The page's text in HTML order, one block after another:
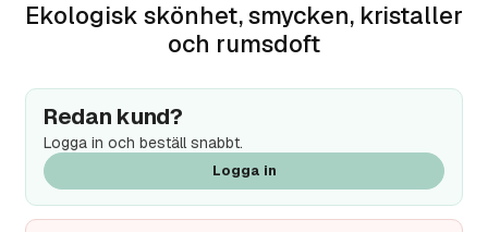
Ekologisk skönhet, smycken, kristaller
och rumsdoft
Redan kund?
Logga in och beställ snabbt.
Logga in